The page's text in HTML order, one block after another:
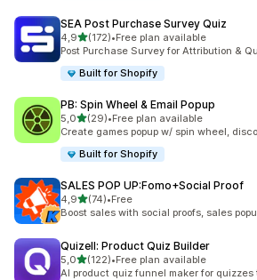
SEA Post Purchase Survey Quiz
4,9stelle su 5
(172)
172 recensioni totali
•Free plan available
Post Purchase Survey for Attribution &
Built for Shopify
PB: Spin Wheel & Email Popup
5,0stelle su 5
(29)
29 recensioni totali
•Free plan available
Create games popup w/ spin wheel,
Built for Shopify
SALES POP UP:Fomo+Social Proof
4,9stelle su 5
(74)
74 recensioni totali
•Free
Boost sales with social proofs, sales
Quizell: Product Quiz Builder
5,0stelle su 5
(122)
122 recensioni totali
•Free plan available
AI product quiz funnel maker for